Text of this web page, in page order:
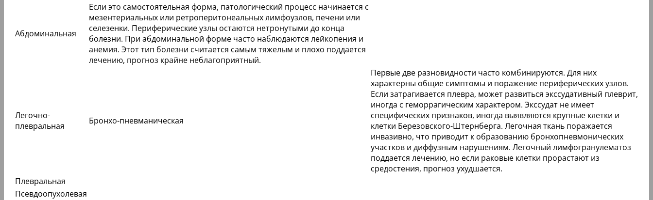
Абдоминальная
Если это самостоятельная форма, патологический процесс начинается с
мезентериальных или ретроперитонеальных лимфоузлов, печени или
селезенки. Периферические узлы остаются нетронутыми до конца
болезни. При абдоминальной форме часто наблюдаются лейкопения и
анемия. Этот тип болезни считается самым тяжелым и плохо поддается
лечению, прогноз крайне неблагоприятный.
Легочно-
плевральная
Бронхо-пневманическая
Первые две разновидности часто комбинируются. Для них
характерны общие симптомы и поражение периферических узлов.
Если затрагивается плевра, может развиться экссудативный плеврит,
иногда с геморрагическим характером. Экссудат не имеет
специфических признаков, иногда выявляются крупные клетки и
клетки Березовского-Штернберга. Легочная ткань поражается
инвазивно, что приводит к образованию бронхопневмонических
участков и диффузным нарушениям. Легочный лимфогранулематоз
поддается лечению, но если раковые клетки прорастают из
средостения, прогноз ухудшается.
Плевральная
Псевдоопухолевая